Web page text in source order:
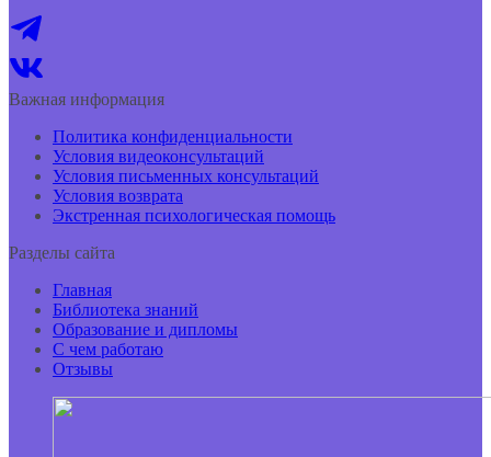
Важная информация
Политика конфиденциальности
Условия видеоконсультаций
Условия письменных консультаций
Условия возврата
Экстренная психологическая помощь
Разделы сайта
Главная
Библиотека знаний
Образование и дипломы
С чем работаю
Отзывы